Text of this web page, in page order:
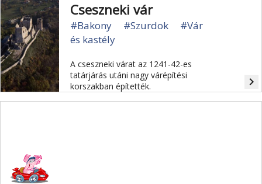
Cseszneki vár
#Bakony #Szurdok
#Vár
és kastély
A cseszneki várat az 1241-42-es
tatárjárás utáni nagy várépítési
korszakban építették.
navigate_next